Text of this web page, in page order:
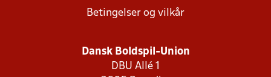
Betingelser og vilkår
Dansk Boldspil-Union
DBU Allé 1